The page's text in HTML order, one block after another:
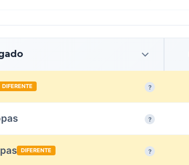
DIFERENTE ?
?
DIFERENTE ?